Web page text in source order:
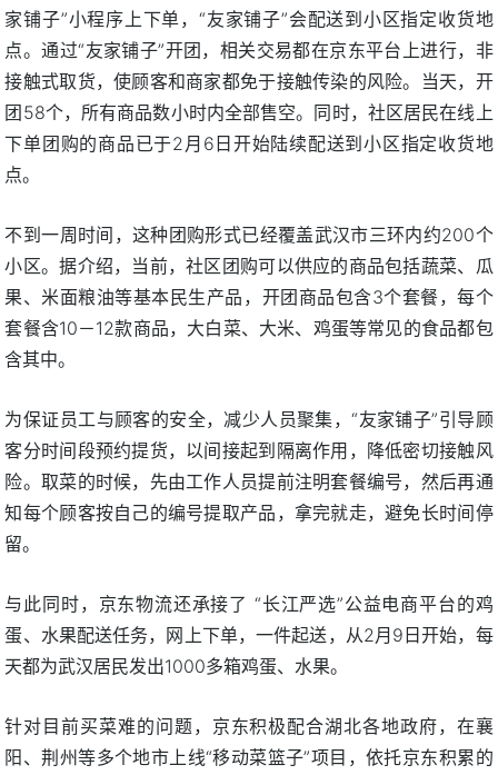
家铺子”小程序上下单，“友家铺子”会配送到小区指定收货地
点。通过“友家铺子”开团，相关交易都在京东平台上进行，非
接触式取货，使顾客和商家都免于接触传染的风险。当天，开
团58个，所有商品数小时内全部售空。同时，社区居民在线上
下单团购的商品已于2月6日开始陆续配送到小区指定收货地
点。
不到一周时间，这种团购形式已经覆盖武汉市三环内约200个
小区。据介绍，当前，社区团购可以供应的商品包括蔬菜、瓜
果、米面粮油等基本民生产品，开团商品包含3个套餐，每个
套餐含10－12款商品，大白菜、大米、鸡蛋等常见的食品都包
含其中。
为保证员工与顾客的安全，减少人员聚集，“友家铺子”引导顾
客分时间段预约提货，以间接起到隔离作用，降低密切接触风
险。取菜的时候，先由工作人员提前注明套餐编号，然后再通
知每个顾客按自己的编号提取产品，拿完就走，避免长时间停
留。
与此同时，京东物流还承接了 “长江严选”公益电商平台的鸡
蛋、水果配送任务，网上下单，一件起送，从2月9日开始，每
天都为武汉居民发出1000多箱鸡蛋、水果。
针对目前买菜难的问题，京东积极配合湖北各地政府，在襄
阳、荆州等多个地市上线“移动菜篮子”项目，依托京东积累的